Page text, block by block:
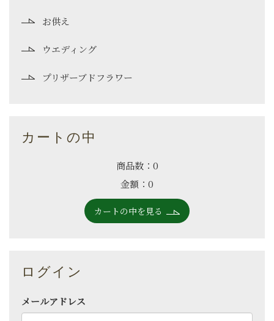
お供え
ウエディング
プリザーブドフラワー
カートの中
商品数：0
金額：0
カートの中を見る
ログイン
メールアドレス